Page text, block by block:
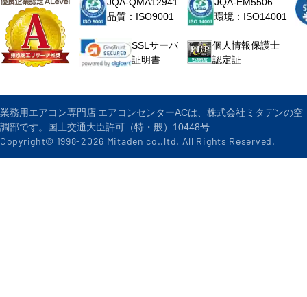
品質：ISO9001
環境：ISO14001
SSLサーバ
証明書
個人情報保護士
認定証
業務用エアコン専門店 エアコンセンターACは、株式会社ミタデンの空
調部です。国土交通大臣許可（特・般）10448号
Copyright© 1998-2026 Mitaden co.,ltd. All Rights Reserved.